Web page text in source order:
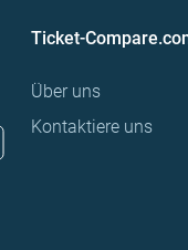
Ticket-
Über uns
Kontaktiere uns